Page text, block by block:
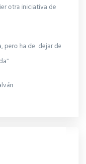
otra iniciativa de
pero ha de dejar de